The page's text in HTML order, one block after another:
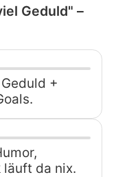
Geduld" –
+
läuft da nix.